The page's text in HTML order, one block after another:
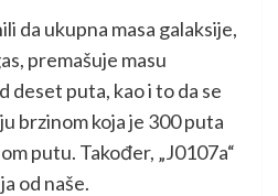
da ukupna masa galaksije,
premašuje masu
deset puta, kao i to da se
brzinom koja je 300 puta
putu. Također, „J0107a“
od naše.